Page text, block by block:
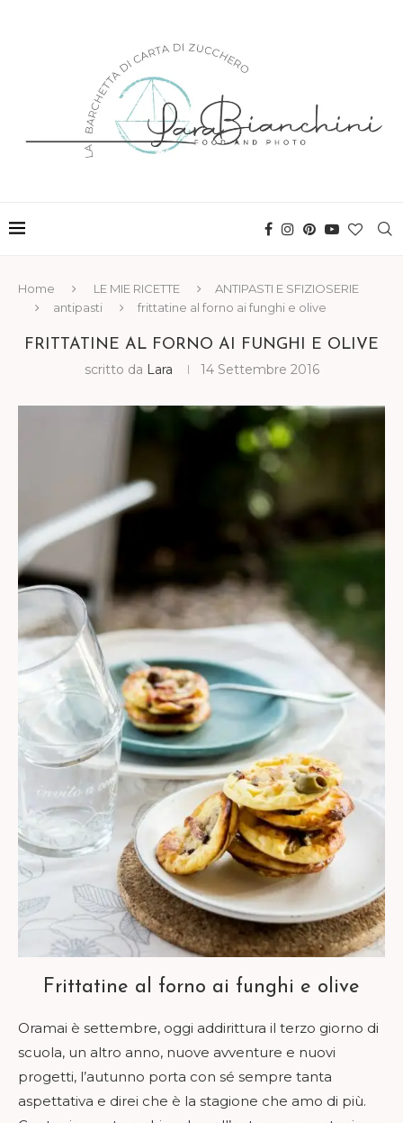
Home LE MIE RICETTE
ANTIPASTI E SFIZIOSERIE
antipasti
frittatine al forno ai funghi e olive
FRITTATINE AL FORNO AI FUNGHI E OLIVE
scritto da Lara 14 Settembre 2016
Frittatine al forno ai funghi e olive
Oramai è settembre, oggi addirittura il terzo giorno di
scuola, un altro anno, nuove avventure e nuovi
progetti, l’autunno porta con sé sempre tanta
aspettativa e direi che è la stagione che amo di più.